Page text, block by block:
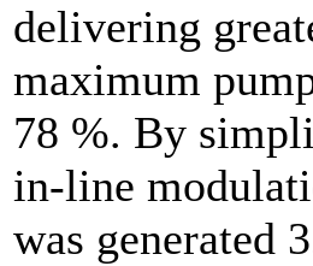
delivering
maximum
78 %. By
in-line
was generated